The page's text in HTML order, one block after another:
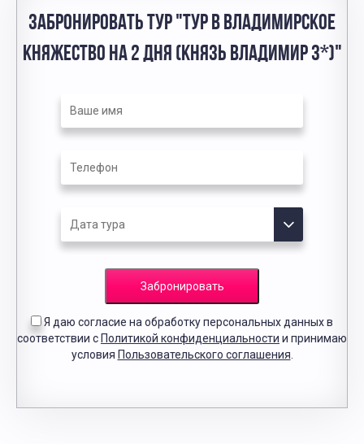
ЗАБРОНИРОВАТЬ ТУР "ТУР В ВЛАДИМИРСКОЕ
КНЯЖЕСТВО НА 2 ДНЯ (КНЯЗЬ ВЛАДИМИР 3*)"
Забронировать
Я даю согласие на обработку персональных данных в
соответствии с Политикой конфиденциальности и принимаю
условия Пользовательского соглашения